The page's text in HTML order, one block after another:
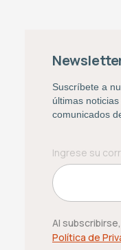
Suscríbete a
últimas
comunicados
Al
Política de